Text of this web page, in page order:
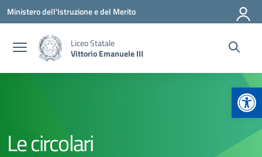
Vai ai contenuti
Vai al menu di navigazione
Vai al footer
Ministero dell'Istruzione e del Merito
Liceo Statale
Vittorio Emanuele III
Le circolari